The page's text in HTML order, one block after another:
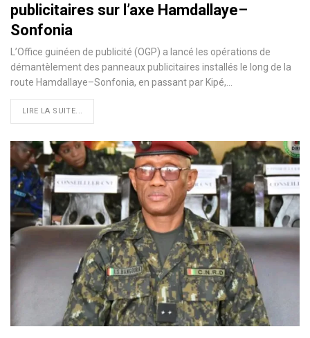
publicitaires sur l’axe Hamdallaye–
Sonfonia
L’Office guinéen de publicité (OGP) a lancé les opérations de
démantèlement des panneaux publicitaires installés le long de la
route Hamdallaye–Sonfonia, en passant par Kipé,…
LIRE LA SUITE...